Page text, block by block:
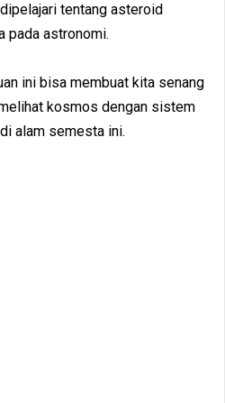
tentang asteroid
pada astronomi.
ini bisa membuat kita senang
kosmos dengan sistem
alam semesta ini.